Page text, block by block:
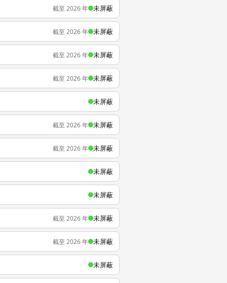
截至 2026 年 未屏蔽
截至 2026 年 未屏蔽
截至 2026 年 未屏蔽
截至 2026 年 未屏蔽
未屏蔽
截至 2026 年 未屏蔽
截至 2026 年 未屏蔽
未屏蔽
未屏蔽
截至 2026 年 未屏蔽
截至 2026 年 未屏蔽
未屏蔽